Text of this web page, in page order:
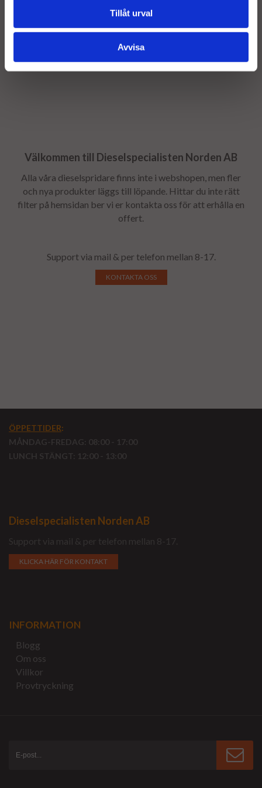
Tillåt urval
Avvisa
Som en säkerhet för att få tillbaka er gamla stomme tar vi
ut en stomavgift, stomavgiften återbetalas så snart
stommen returneras - Returfrakten bokas av
dieselspecialisten efter bytet.
Välkommen till Dieselspecialisten Norden AB
Alla våra dieselspridare finns inte i webshopen, men fler
och nya produkter läggs till löpande. Hittar du inte rätt
filter på hemsidan ber vi er kontakta oss för att erhålla en
offert.
Support via mail & per telefon mellan 8-17.
KONTAKTA OSS
ÖPPETTIDER:
MÅNDAG-FREDAG: 08:00 - 17:00
LUNCH STÄNGT: 12:00 - 13:00
Dieselspecialisten Norden AB
Support via mail & per telefon mellan 8-17.
KLICKA HÄR FÖR KONTAKT
INFORMATION
Blogg
Om oss
Villkor
Provtryckning